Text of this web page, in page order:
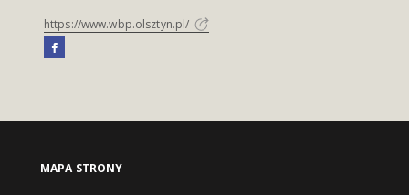
https://www.wbp.olsztyn.pl/
MAPA STRONY